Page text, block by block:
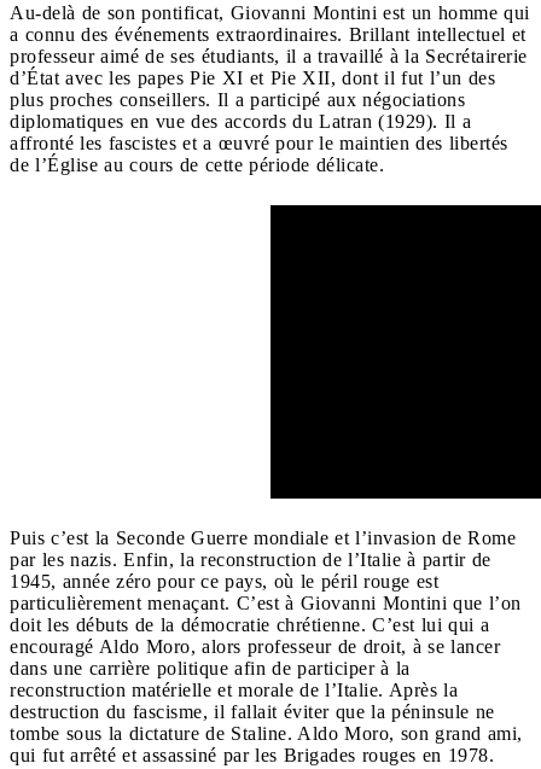
Au-delà de son pontificat, Giovanni Montini est un homme qui
a connu des événements extraordinaires. Brillant intellectuel et
professeur aimé de ses étudiants, il a travaillé à la Secrétairerie
d’État avec les papes Pie XI et Pie XII, dont il fut l’un des
plus proches conseillers. Il a participé aux négociations
diplomatiques en vue des accords du Latran (1929). Il a
affronté les fascistes et a œuvré pour le maintien des libertés
de l’Église au cours de cette période délicate.
Puis c’est la Seconde Guerre mondiale et l’invasion de Rome
par les nazis. Enfin, la reconstruction de l’Italie à partir de
1945, année zéro pour ce pays, où le péril rouge est
particulièrement menaçant. C’est à Giovanni Montini que l’on
doit les débuts de la démocratie chrétienne. C’est lui qui a
encouragé Aldo Moro, alors professeur de droit, à se lancer
dans une carrière politique afin de participer à la
reconstruction matérielle et morale de l’Italie. Après la
destruction du fascisme, il fallait éviter que la péninsule ne
tombe sous la dictature de Staline. Aldo Moro, son grand ami,
qui fut arrêté et assassiné par les Brigades rouges en 1978.